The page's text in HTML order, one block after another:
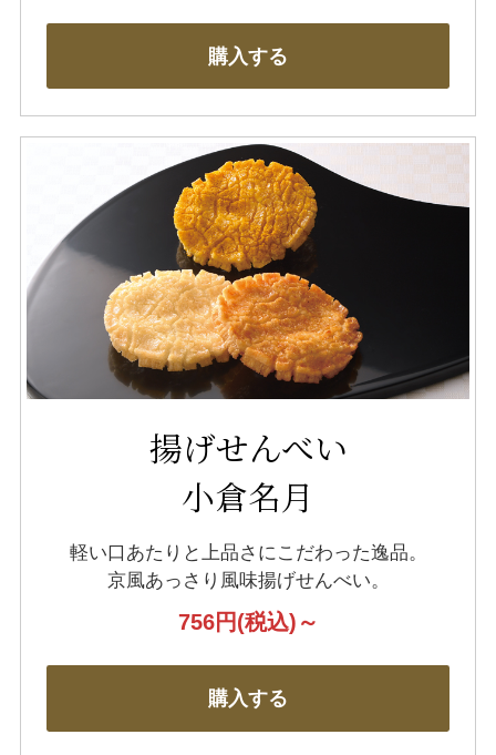
購入する
揚げせんべい
小倉名月
軽い口あたりと上品さにこだわった逸品。
京風あっさり風味揚げせんべい。
756円(税込)～
購入する